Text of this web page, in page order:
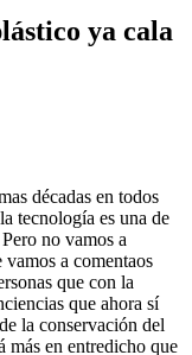
ya cala
décadas en todos
tecnología es una de
no vamos a
a comentaos
que con la
que ahora sí
la conservación del
más en entredicho que